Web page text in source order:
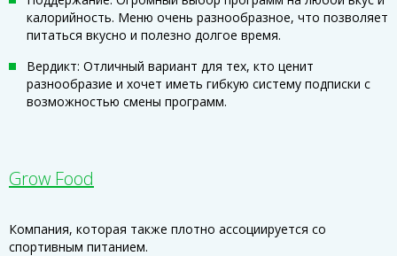
калорийность. Меню очень разнообразное, что позволяет
питаться вкусно и полезно долгое время.
Вердикт: Отличный вариант для тех, кто ценит
разнообразие и хочет иметь гибкую систему подписки с
возможностью смены программ.
Grow Food
Компания, которая также плотно ассоциируется со
спортивным питанием.